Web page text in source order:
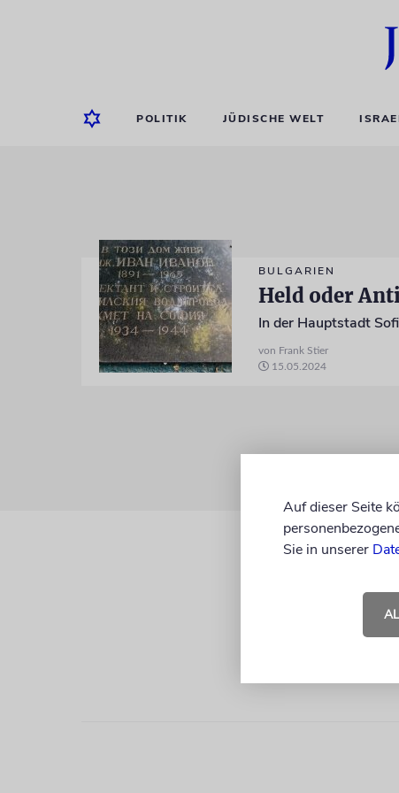
POLITIK JÜDISCHE WELT
BULGARIEN
Held oder
von Frank Stier
15.05.2024
Auf dieser Seite
Sie in unserer